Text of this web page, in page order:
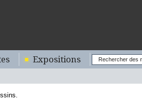
Expositions